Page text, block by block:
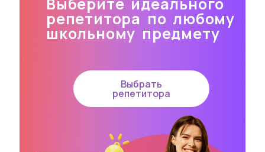
репетитора по любому
школьному предмету
Выбрать
репетитора